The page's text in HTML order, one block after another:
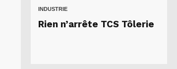
INDUSTRIE
Rien n’arrête TCS Tôlerie